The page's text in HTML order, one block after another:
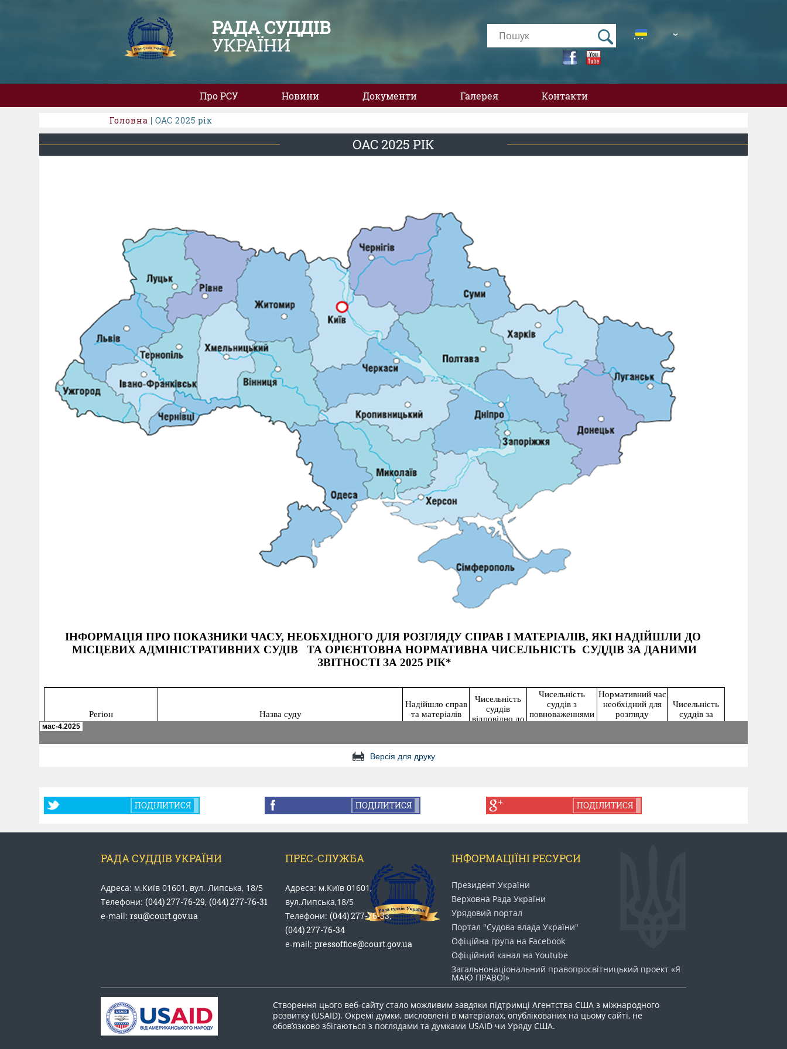
РАДА СУДДІВ
УКРАЇНИ
UA
Про РСУ Новини Документи Галерея Контакти
Головна | ОАС 2025 рік
ОАС 2025 РІК
Версія для друку
ПОДІЛИТИСЯ ПОДІЛИТИСЯ ПОДІЛИТИСЯ
РАДА СУДДІВ УКРАЇНИ
Адреса: м.Київ 01601, вул. Липська, 18/5
Телефони: (044) 277-76-29, (044) 277-76-31
e-mail: rsu@court.gov.ua
ПРЕС-СЛУЖБА
Адреса: м.Київ 01601,
вул.Липська,18/5
Телефони: (044) 277-76-33,
(044) 277-76-34
e-mail: pressoffice@court.gov.ua
ІНФОРМАЦІЇНІ РЕСУРСИ
Президент України
Верховна Рада України
Урядовий портал
Портал "Судова влада України"
Офіційна група на Facebook
Офіційний канал на Youtube
Загальнонаціональний право​просвітницький проект «Я
МАЮ ПРАВО​!»
Створення цього веб-сайту стало можливим завдяки підтримці Агентства США з міжнародного
розвитку (USAID). Окремі думки, висловлені в матеріалах, опублікованих на цьому сайті, не
обов’язково збігаються з поглядами та думками USAID чи Уряду США.